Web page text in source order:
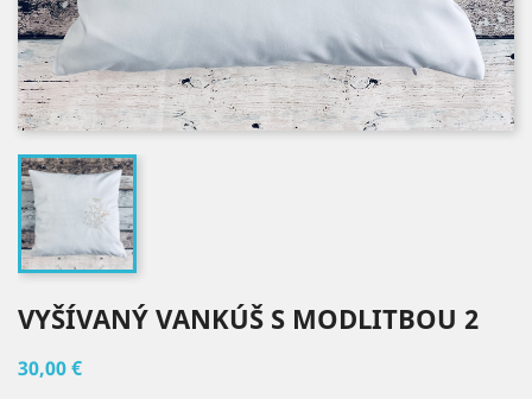
VYŠÍVANÝ VANKÚŠ S MODLITBOU 2
30,00 €